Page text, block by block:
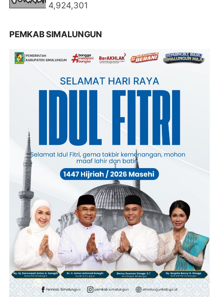
4,924,301
PEMKAB SIMALUNGUN